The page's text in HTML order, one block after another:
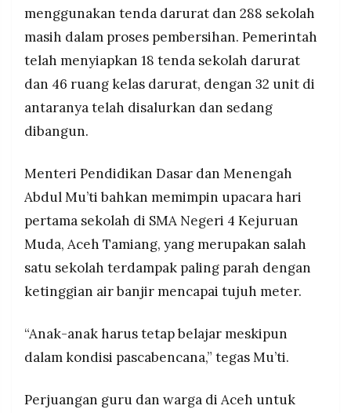
menggunakan tenda darurat dan 288 sekolah
masih dalam proses pembersihan. Pemerintah
telah menyiapkan 18 tenda sekolah darurat
dan 46 ruang kelas darurat, dengan 32 unit di
antaranya telah disalurkan dan sedang
dibangun.
Menteri Pendidikan Dasar dan Menengah
Abdul Mu’ti bahkan memimpin upacara hari
pertama sekolah di SMA Negeri 4 Kejuruan
Muda, Aceh Tamiang, yang merupakan salah
satu sekolah terdampak paling parah dengan
ketinggian air banjir mencapai tujuh meter.
“Anak-anak harus tetap belajar meskipun
dalam kondisi pascabencana,” tegas Mu’ti.
Perjuangan guru dan warga di Aceh untuk